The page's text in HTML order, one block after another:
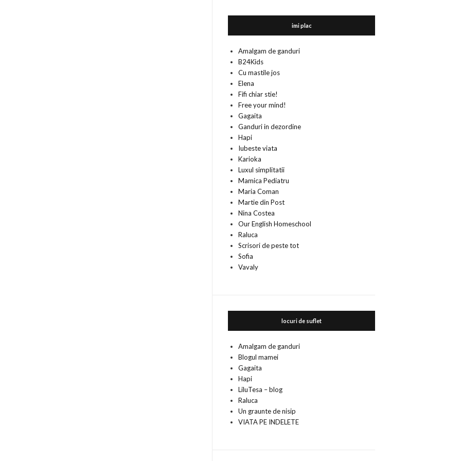
imi plac
Amalgam de ganduri
B24Kids
Cu mastile jos
Elena
Fifi chiar stie!
Free your mind!
Gagaita
Ganduri in dezordine
Hapi
Iubeste viata
Karioka
Luxul simplitatii
Mamica Pediatru
Maria Coman
Martie din Post
Nina Costea
Our English Homeschool
Raluca
Scrisori de peste tot
Sofia
Vavaly
locuri de suflet
Amalgam de ganduri
Blogul mamei
Gagaita
Hapi
LiluTesa – blog
Raluca
Un graunte de nisip
VIATA PE INDELETE